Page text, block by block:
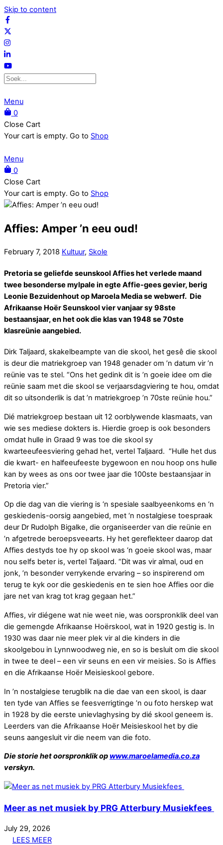
Skip to content
Menu
0
Close Cart
Your cart is empty. Go to Shop
Menu
0
Close Cart
Your cart is empty. Go to Shop
Affies: Amper ’n eeu oud!
February 7, 2018 Kultuur, Skole
Pretoria se geliefde seunskool Affies het verlede maand
twee besonderse mylpale in egte Affie-gees gevier, berig
Leonie Bezuidenhout op Maroela Media se webwerf. Die
Afrikaanse Hoër Seunskool vier vanjaar sy 98ste
bestaansjaar, en het ook die klas van 1948 se 70ste
klasreünie aangebied.
Dirk Taljaard, skakelbeampte van die skool, het gesê die skool
is deur die matriekgroep van 1948 genader om ʼn datum vir ʼn
reünie vas te stel. “Ons het gedink dit is ʼn goeie idee om die
reünie saam met die skool se verjaarsdagviering te hou, omdat
dit so uitsonderlik is dat ʼn matriekgroep ʼn 70ste reünie hou.”
Dié matriekgroep bestaan uit 12 oorblywende klasmaats, van
wie ses mediese dokters is. Hierdie groep is ook besonders
omdat hulle in Graad 9 was toe die skool sy
kwarteeufeesviering gehad het, vertel Taljaard. “Hulle het dus
die kwart- en halfeeufeeste bygewoon en nou hoop ons hulle
kan by wees as ons oor twee jaar die 100ste bestaansjaar in
Pretoria vier.”
Op die dag van die viering is ‘n spesiale saalbyeenkoms en ‘n
geskiedenis-oorsig aangebied, met ‘n nostalgiese toespraak
deur Dr Rudolph Bigalke, die organiseerder van die reünie en
’n afgetrede beroepsveearts. Hy het gereflekteer daarop dat
Affies destyds toe hy op skool was ‘n goeie skool was, maar
nou selfs beter is, vertel Taljaard. “Dit was vir almal, oud en
jonk, ’n besonder verrykende ervaring – so inspirerend om
terug te kyk oor die geskiedenis en te sien hoe Affies oor die
jare net van krag tot krag gegaan het.”
Affies, vir diégene wat nie weet nie, was oorspronklik deel van
die gemengde Afrikaanse Hoërskool, wat in 1920 gestig is. In
1930 was daar nie meer plek vir al die kinders in die
skoolgebou in Lynnwoodweg nie, en so is besluit om die skool
in twee te deel – een vir seuns en een vir meisies. So is Affies
en die Afrikaanse Hoër Meisieskool gebore.
In ’n nostalgiese terugblik na die dae van een skool, is daar
ten tyde van Affies se feesverrigtinge ’n ou foto herskep wat
in 1928 by die eerste unievlaghysing by dié skool geneem is.
Leerders van die Afrikaanse Hoër Meisieskool het by die
seuns aangesluit vir die neem van die foto.
Die storie het oorspronklik op www.maroelamedia.co.za
verskyn.
Meer as net musiek by PRG Atterbury Musiekfees
July 29, 2026
LEES MEER